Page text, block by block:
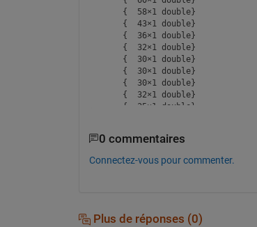
    {  58×1 double}
    {  43×1 double}
    {  36×1 double}
    {  32×1 double}
    {  30×1 double}
    {  30×1 double}
    {  30×1 double}
    {  32×1 double}
    {  35×1 double}
0 commentaires
Connectez-vous pour commenter.
Plus de réponses (0)